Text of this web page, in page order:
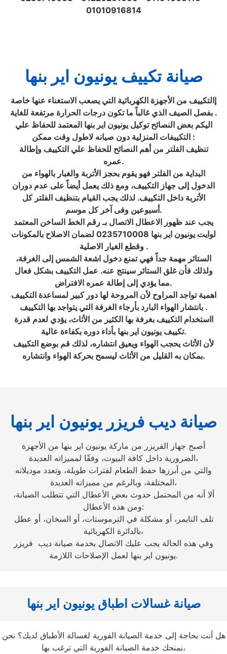
01010916814
صيانة تكييف يونيون اير بنها
إالتكييف من الأجهزة الكهربائية التي يصعب الاستغناء عنها خاصة
بفصل الصيف الذي غالباً ما تكون درجات الحرارة مرتفعة للغاية .
اليكم بعض النصائح توكيل يونيون اير بنها المعتمد للحفاظ علي
التكييفات المنزلية دون صيانه لاطول وقت ممكن :
تنظيف الفلتر من أهم النصائح للحفاظ علي التكييف وإطالة
عمره.
البداية من الفلتر فهو يقوم بحجز الأتربة والغبار بالهواء من
الدخول إلى جهاز التكييف، ومع ذلك يعمل أيضاً على عدم دوران
الأتربة داخل التكييف. لذلك يجب القيام بتنظيف الفلتر كل
أسبوعين وفى آخر كل موسم.
يجب عند ظهور الاعطال الاتصال بـ رقم الخط الساخن المعتمد
لوايت يونيون اير بنها 0235710008 لضمان الاصلاح بالمكونات
وقطع الغيار الاصلية .
الستائر مهمة جداً فهي تمنع دخول اشعة الشمس إلى الغرفة،
ولذلك فأن غلق الستائر سينتج عنه. عمل التكييف بشكل فعال
مما يؤدي إلى إطالة عمره الافتراض.
اهمية تواجد المراوح لأن المروحة لها دور كبير لمساعدة التكييف
بانتشار الهواء البارد بأرجاء الغرفة التي يتواجد بها التكييف .
ااستخدام التكييف بغرفة بها الكثير من الأثاث، يؤدي لعدم قدرة
تكييف يونيون اير بنها بأداء دوره بكفاءة عالية.
لأن الأثاث يحجب الهواء ويعيق انتشاره، لذلك قم بوضع التكييف
بمكان به القليل من الأثاث ليسمح بحركة الهواء وانتشاره.
صيانة ديب فريزر يونيون اير بنها
أصبح جهاز الفريزر من ماركة يونيون اير بنها من الأجهزة
الضرورية داخل كافة البيوت، وفقًا لمميزاته العديدة،
والتي من أبرزها حفظ الطعام لفترات طويلة، وتعدد موديلاته
المختلفة، وبالرغم من مميزاته العديدة،
ألا أنه من المحتمل حدوث بعض الأعطال التي تتطلب الصيانة،
ومن هذه الأعطال:
تلف التايمر، أو مشكلة في الترموستات، أو السخان، أو عطل
بالدائرة الكهربائية،
وفي هذه الحالة يجب عليك الاتصال بخدمة صيانة ديب فريزر
يونيون اير بنها لعمل الإصلاحات اللازمة.
صيانة غسالات اطباق يونيون اير بنها
هل أنت بحاجة إلى خدمة الصيانة الفورية لغسالة الأطباق لديك؟ نحن
نمنحك خدمة الصيانة الفورية التي ترغب بها،